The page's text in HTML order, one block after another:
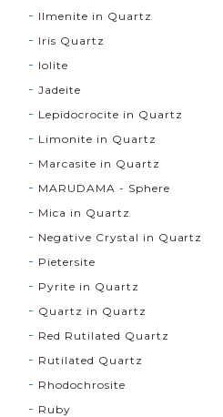
Ilmenite in Quartz
Iris Quartz
Iolite
Jadeite
Lepidocrocite in Quartz
Limonite in Quartz
Marcasite in Quartz
MARUDAMA - Sphere
Mica in Quartz
Negative Crystal in Quartz
Pietersite
Pyrite in Quartz
Quartz in Quartz
Red Rutilated Quartz
Rutilated Quartz
Rhodochrosite
Ruby